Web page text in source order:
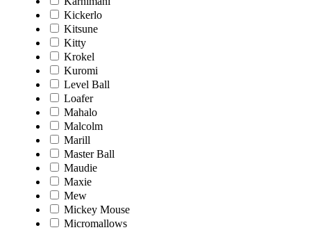
Kickerlo
Kitsune
Kitty
Krokel
Kuromi
Level Ball
Loafer
Mahalo
Malcolm
Marill
Master Ball
Maudie
Maxie
Mew
Mickey Mouse
Micromallows